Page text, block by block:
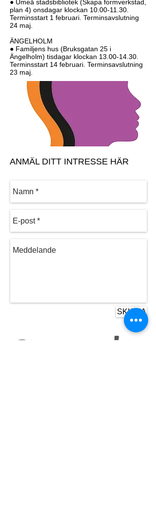
● Umeå stadsbibliotek (Skapa formverkstad,
plan 4) onsdagar klockan 10.00-11.30
Terminsstart 1 februari. Terminsavslutning
24 maj.
ÄNGELHOLM
● Familjens hus (Bruksgatan 25 i
Ängelholm) tisdagar klockan 13.00-14.30
Terminsstart 14 februari. Terminsavslutning
23 maj.
ANMÄL DITT INTRESSE HÄR
SKICKA